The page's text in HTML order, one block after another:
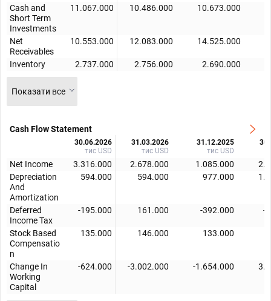
Cash and
Short Term
Investments
11.067.000 10.486.000 10.673.000
Net
Receivables
10.553.000 12.083.000 14.525.000
Inventory 2.737.000 2.756.000 2.690.000
Показати все
Cash Flow Statement
30.06.2026
тис USD
31.03.2026
тис USD
31.12.2025
тис USD
Net Income 3.316.000 2.678.000 1.085.000
Depreciation
And
Amortization
594.000 594.000 977.000
Deferred
Income Tax
-195.000 161.000 -392.000 -
Stock Based
Compensatio
n
135.000 146.000 133.000
Change In
Working
Capital
-624.000 -3.002.000 -1.654.000